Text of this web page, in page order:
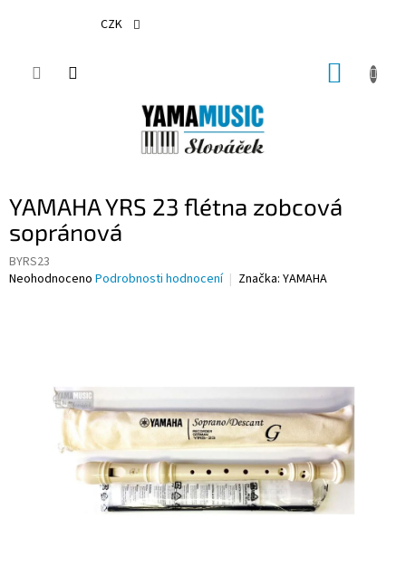
CZK
YAMAHA YRS 23 flétna zobcová
sopránová
BYRS23
Průměrné
hvězdiček.
Neohodnoceno Podrobnosti hodnocení Značka: YAMAHA